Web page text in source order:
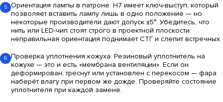
5 Ориентация лампы в патроне. H7 имеет ключ-выступ, который
позволяет вставить лампу лишь в одно положение — но
некоторые производители дают допуск ±5°. Убедитесь, что
нить или LED-чип стоят строго в проектной плоскости:
неправильная ориентация поднимает СТГ и слепит встречных.
6 Проверка уплотнения кожуха. Резиновый уплотнитель на
кожухе — это и есть «мембрана вентиляции». Если он
деформирован, треснут или установлен с перекосом — фара
наберёт влагу при первом же дожде. Проверяйте состояние
уплотнителя при каждой замене.